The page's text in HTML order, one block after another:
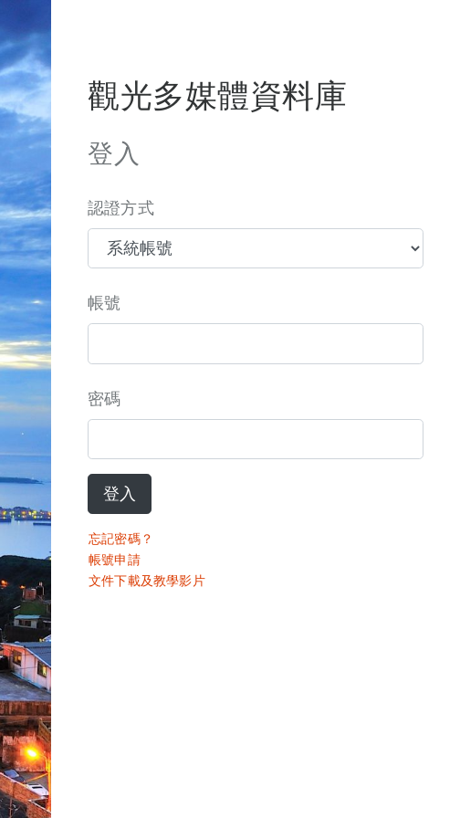
觀光多媒體資料庫
登入
認證方式
帳號
密碼
登入
忘記密碼？
帳號申請
文件下載及教學影片